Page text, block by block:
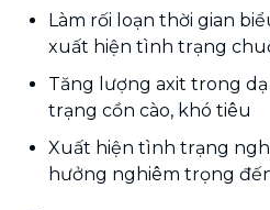
Làm rối loạn thời gian
xuất hiện tình trạng
Tăng lượng axit trong
trạng cồn cào, khó tiêu
Xuất hiện tình trạng
hưởng nghiêm trọng